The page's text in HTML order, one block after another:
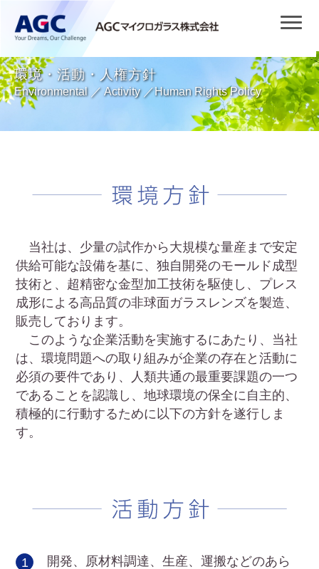
環境・活動・人権方針
Environmental ／ Activity ／Human Rights Policy
当社は、少量の試作から大規模な量産まで安定
供給可能な設備を基に、独自開発のモールド成型
技術と、超精密な金型加工技術を駆使し、プレス
成形による高品質の非球面ガラスレンズを製造、
販売しております。
このような企業活動を実施するにあたり、当社
は、環境問題への取り組みが企業の存在と活動に
必須の要件であり、人類共通の最重要課題の一つ
であることを認識し、地球環境の保全に自主的、
積極的に行動するために以下の方針を遂行しま
す。
開発、原材料調達、生産、運搬などのあら